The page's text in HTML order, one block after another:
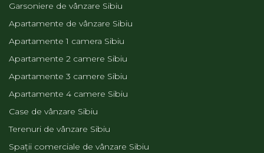
Garsoniere de vânzare Sibiu
Apartamente de vânzare Sibiu
Apartamente 1 camera Sibiu
Apartamente 2 camere Sibiu
Apartamente 3 camere Sibiu
Apartamente 4 camere Sibiu
Case de vânzare Sibiu
Terenuri de vânzare Sibiu
Spații comerciale de vânzare Sibiu